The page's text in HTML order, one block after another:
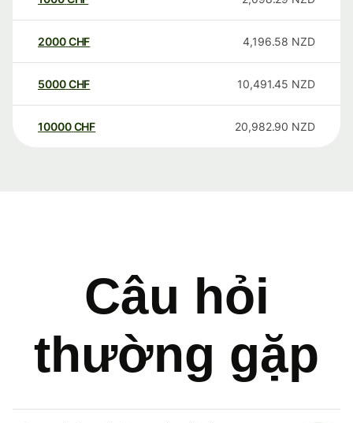
2000CHF 4,196.58 NZD
5000CHF 10,491.45 NZD
10000 CHF 20,982.90 NZD
Câu hỏi
thường gặp